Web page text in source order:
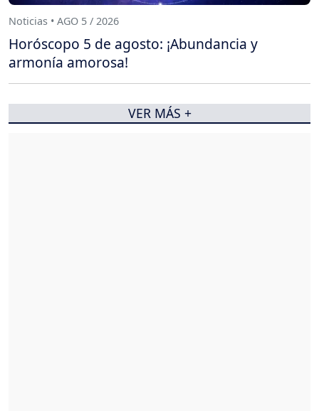
Noticias • AGO 5 / 2026
Horóscopo 5 de agosto: ¡Abundancia y
armonía amorosa!
VER MÁS +